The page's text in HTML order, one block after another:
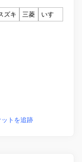
ズキ 三菱
いすゞ
トを追跡